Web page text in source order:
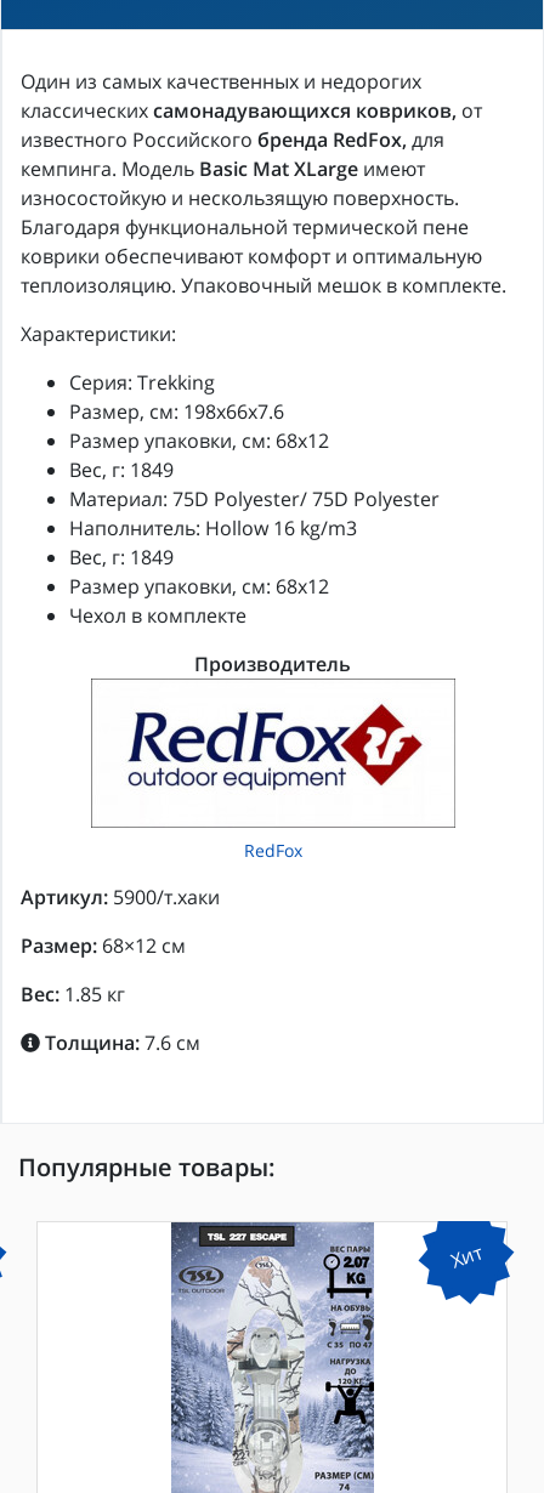
Один из самых качественных и недорогих
классическихсамонадувающихся ковриков, от
известного Российского бренда RedFox, для
кемпинга. Модель Basic Mat XLarge имеют
износостойкую и нескользящую поверхность.
Благодаря функциональной термической пене
коврики обеспечивают комфорт и оптимальную
теплоизоляцию. Упаковочный мешок в комплекте.
Характеристики:
Cерия: Trekking
Размер, см: 198x66x7.6
Размер упаковки, см: 68х12
Вес, г: 1849
Материал: 75D Polyester/ 75D Polyester
Наполнитель: Hollow 16 kg/m3
Вес, г: 1849
Размер упаковки, см: 68x12
Чехол в комплекте
Производитель
RedFox
Артикул: 5900/т.хаки
Размер: 68×12 см
Вес: 1.85 кг
Толщина:7.6 см
Популярные товары:
Хит